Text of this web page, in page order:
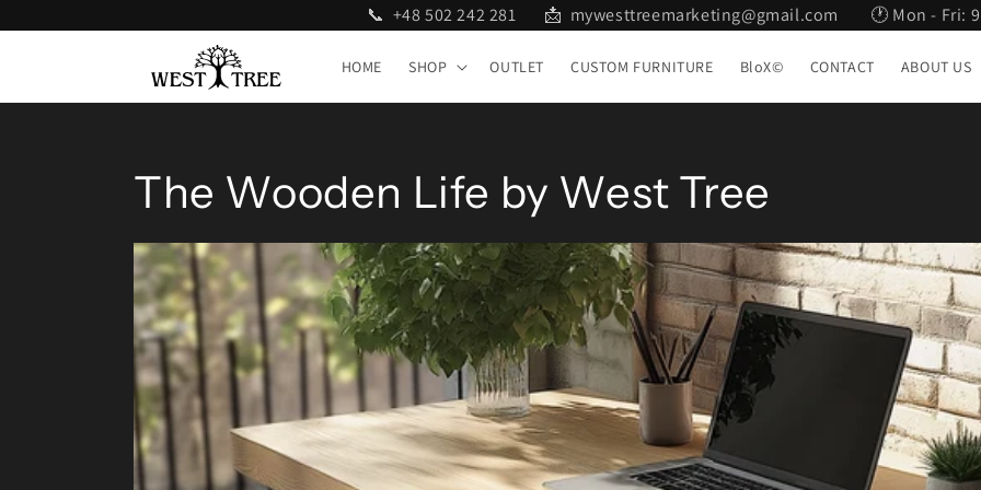
obsahu
📞 +48 502 242 281 📩 mywesttreemarketing@gmail.com 🕐 Mon - Fri:
HOME SHOP OUTLET CUSTOM FURNITURE BloX© CONTACT ABOUT US
The Wooden Life by West Tree